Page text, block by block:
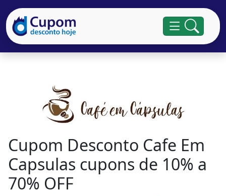
Cupom Desconto Cafe Em
Capsulas cupons de 10% a
70% OFF